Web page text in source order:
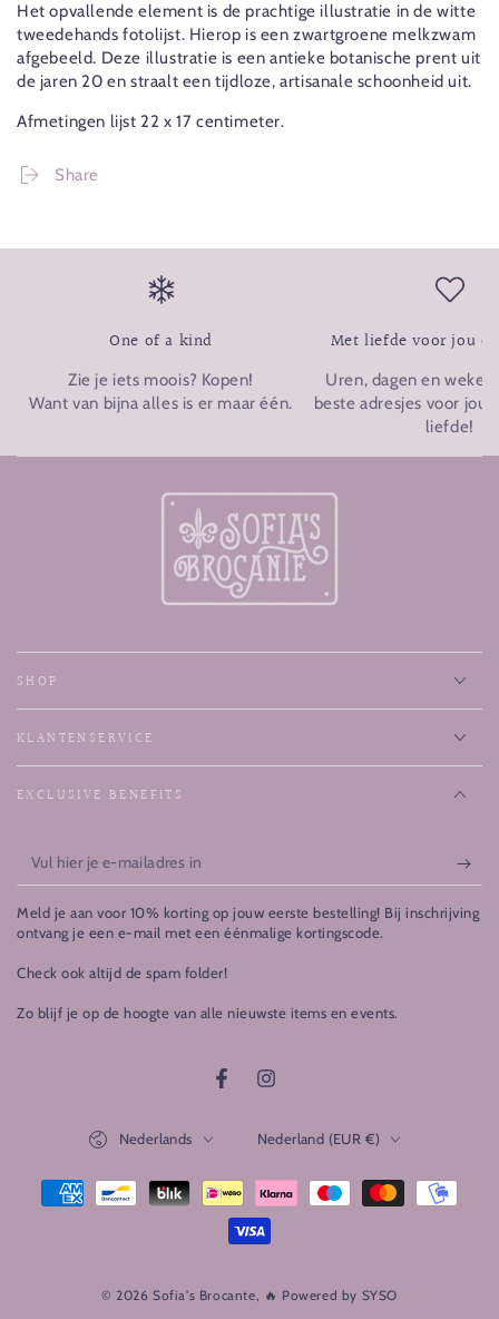
Het opvallende element is de prachtige illustratie in de witte
tweedehands fotolijst. Hierop is een zwartgroene melkzwam
afgebeeld. Deze illustratie is een antieke botanische prent uit
de jaren 20 en straalt een tijdloze, artisanale schoonheid uit.
Afmetingen lijst 22 x 17 centimeter.
Share
One of a kind
Zie je iets moois? Kopen!
Want van bijna alles is er maar één.
Met liefde voor jou
Uren, dagen en
beste adresjes voor jou
liefde!
SHOP
KLANTENSERVICE
EXCLUSIVE BENEFITS
Vul
hier
je
e-
Meld je aan voor 10% korting op jouw eerste bestelling! Bij inschrijving
ontvang je een e-mail met een éénmalige kortingscode.
Check ook altijd de spam folder!
Zo blijf je op de hoogte van alle nieuwste items en events.
FacebookInstagram
© 2026 Sofia's Brocante, 🔥 Powered by SYSO
Nederlands Nederland (EUR €)
Betaalmethoden